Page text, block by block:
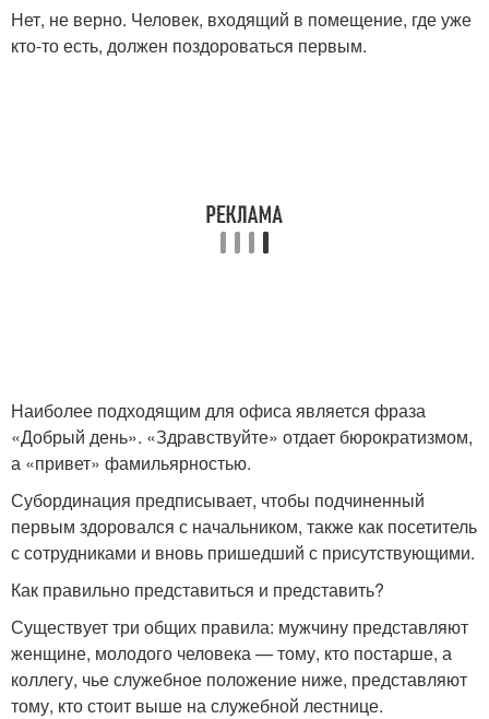
Нет, не верно. Человек, входящий в помещение, где уже
кто-то есть, должен поздороваться первым.
Наиболее подходящим для офиса является фраза
«Добрый день». «Здравствуйте» отдает бюрократизмом,
а «привет» фамильярностью.
Субординация предписывает, чтобы подчиненный
первым здоровался с начальником, также как посетитель
с сотрудниками и вновь пришедший с присутствующими.
Как правильно представиться и представить?
Существует три общих правила: мужчину представляют
женщине, молодого человека — тому, кто постарше, а
коллегу, чье служебное положение ниже, представляют
тому, кто стоит выше на служебной лестнице.